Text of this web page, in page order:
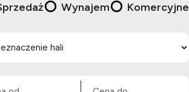
Wynajem Komercyjne